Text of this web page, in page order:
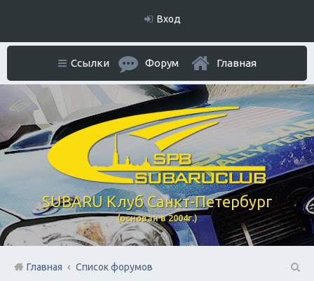
Вход
SUBARU Клуб Санкт-Петербург
(основан в 2004г.)
Ссылки Форум Главная
Главная
Список форумов